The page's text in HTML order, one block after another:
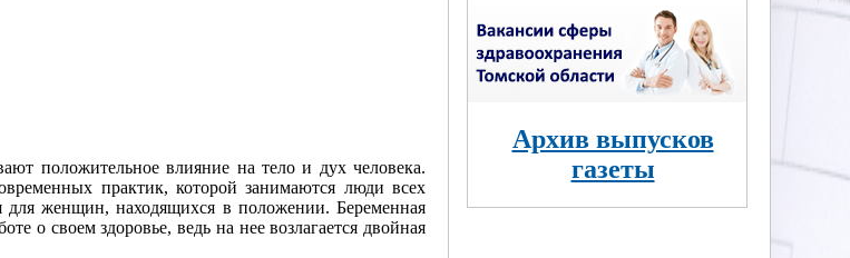
Архив выпусков
газеты
положительное влияние на тело и дух человека.
практик, которой занимаются люди всех
для женщин, находящихся в положении. Беременная
о своем здоровье, ведь на нее возлагается двойная